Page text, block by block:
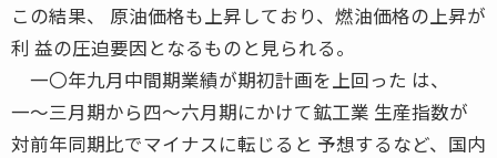
この結果、 原油価格も上昇しており、燃油価格の上昇が
利 益の圧迫要因となるものと見られる。
一〇年九月中間期業績が期初計画を上回った は、
一〜三月期から四〜六月期にかけて鉱工業 生産指数が
対前年同期比でマイナスに転じると 予想するなど、国内